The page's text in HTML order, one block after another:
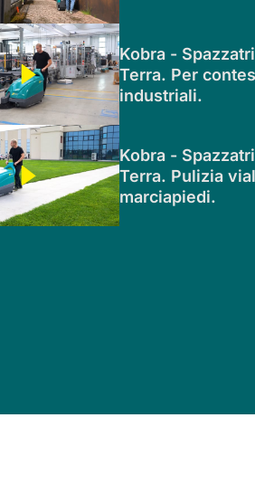
Kobra -
Terra. Per
industriali.
Kobra -
Terra. Pulizia
marciapiedi.